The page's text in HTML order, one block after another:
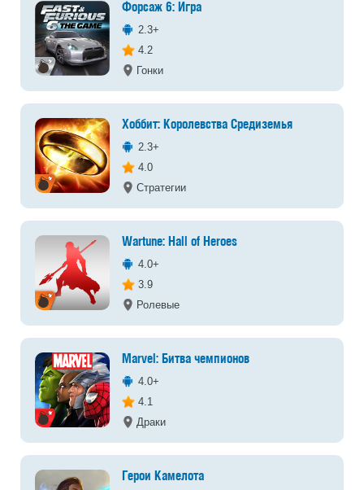
Форсаж 6: Игра
2.3+
4.2
Гонки
Хоббит: Королевства Средиземья
2.3+
4.0
Стратегии
Wartune: Hall of Heroes
4.0+
3.9
Ролевые
Marvel: Битва чемпионов
4.0+
4.1
Драки
Герои Камелота